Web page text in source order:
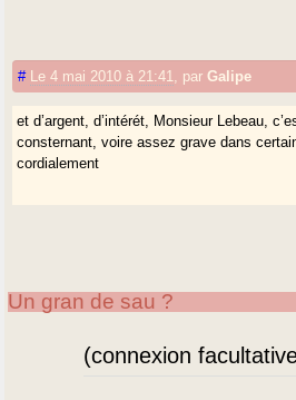
# Le 4 mai 2010 à 21:41 parGalipe
et d’argent, d’intérét, Monsieur Lebeau,
consternant, voire assez grave dans
cordialement
Un gran de sau ?
(connexion